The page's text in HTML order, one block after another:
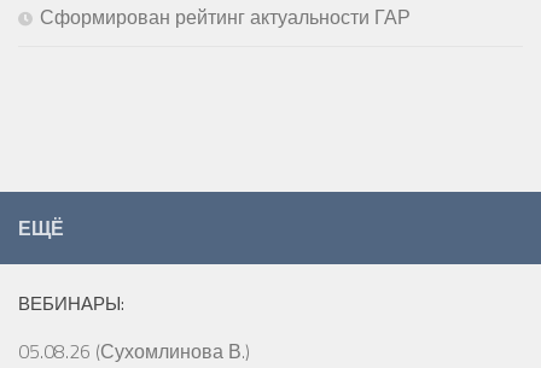
Сформирован рейтинг актуальности ГАР
ЕЩЁ
ВЕБИНАРЫ:
05.08.26 (Сухомлинова В.)